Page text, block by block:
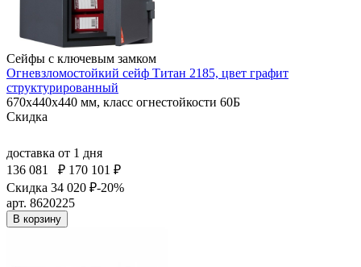
Сейфы с ключевым замком
Огневзломостойкий сейф Титан 2185, цвет графит
структурированный
670x440x440 мм, класс огнестойкости 60Б
Скидка
доставка от 1 дня
136 081
₽ 170 101 ₽
Скидка 34 020 ₽-20%
арт. 8620225
В корзину